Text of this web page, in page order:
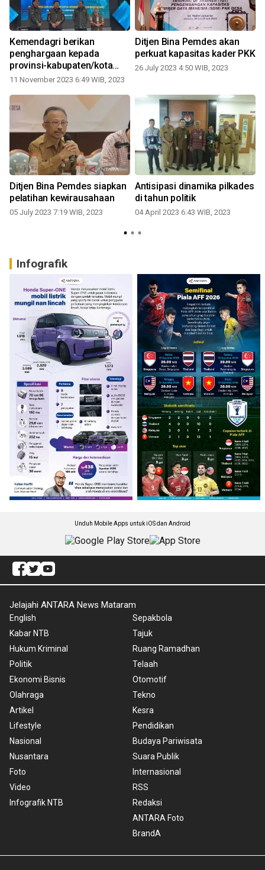
Kemendagri berikan
penghargaan kepada
provinsi-kabupaten/kota
berhasil bina desa
11 November 2023 6:49 WIB, 2023
Ditjen Bina Pemdes akan
perkuat kapasitas kader PKK
26 July 2023 4:50 WIB, 2023
Ditjen Bina Pemdes siapkan
pelatihan kewirausahaan
05 July 2023 7:19 WIB, 2023
Antisipasi dinamika pilkades
di tahun politik
04 April 2023 6:43 WIB, 2023
Infografik
Unduh Mobile Apps untuk iOS dan Android
Jelajahi ANTARA News Mataram
English
Kabar NTB
Hukum Kriminal
Politik
Ekonomi Bisnis
Olahraga
Artikel
Lifestyle
Nasional
Nusantara
Foto
Video
Infografik NTB
Sepakbola
Tajuk
Ruang Ramadhan
Telaah
Otomotif
Tekno
Kesra
Pendidikan
Budaya Pariwisata
Suara Publik
Internasional
RSS
Redaksi
ANTARA Foto
BrandA